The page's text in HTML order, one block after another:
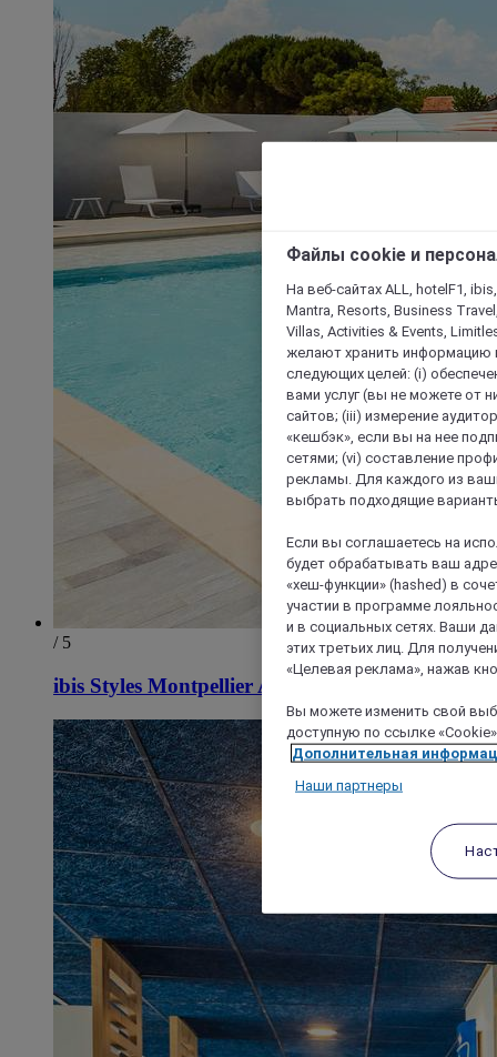
/ 5
ibis Styles Montpellier Aeroport Parc Des Expos
Файлы cookie и
На веб-сайтах ALL, hotelF1,
Mantra, Resorts, Business
Villas, Activities & Events,
желают хранить информацию
следующих целей: (i)
вами услуг (вы не можете от
сайтов; (iii) измерение
«кешбэк», если вы на нее
сетями; (vi) составление
рекламы. Для каждого из
выбрать подходящие
Если вы соглашаетесь на
будет обрабатывать ваш
«хеш-функции» (hashed) в
участии в программе
и в социальных сетях. Ваши
этих третьих лиц. Для
«Целевая реклама», нажав
Вы можете изменить свой
доступную по ссылке
Дополнительная
Наши партнеры